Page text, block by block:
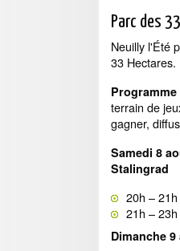
Parc des
Neuilly l'Été
33 Hectares.
Programme
terrain de
gagner,
Samedi 8
Stalingrad
20h –
21h –
Dimanche